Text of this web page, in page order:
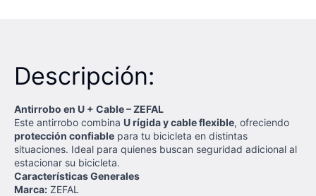
Descripción:
Antirrobo en U + Cable – ZEFAL
Este antirrobo combina U rígida y cable flexible, ofreciendo
protección confiable para tu bicicleta en distintas
situaciones. Ideal para quienes buscan seguridad adicional al
estacionar su bicicleta.
Características Generales
Marca: ZEFAL